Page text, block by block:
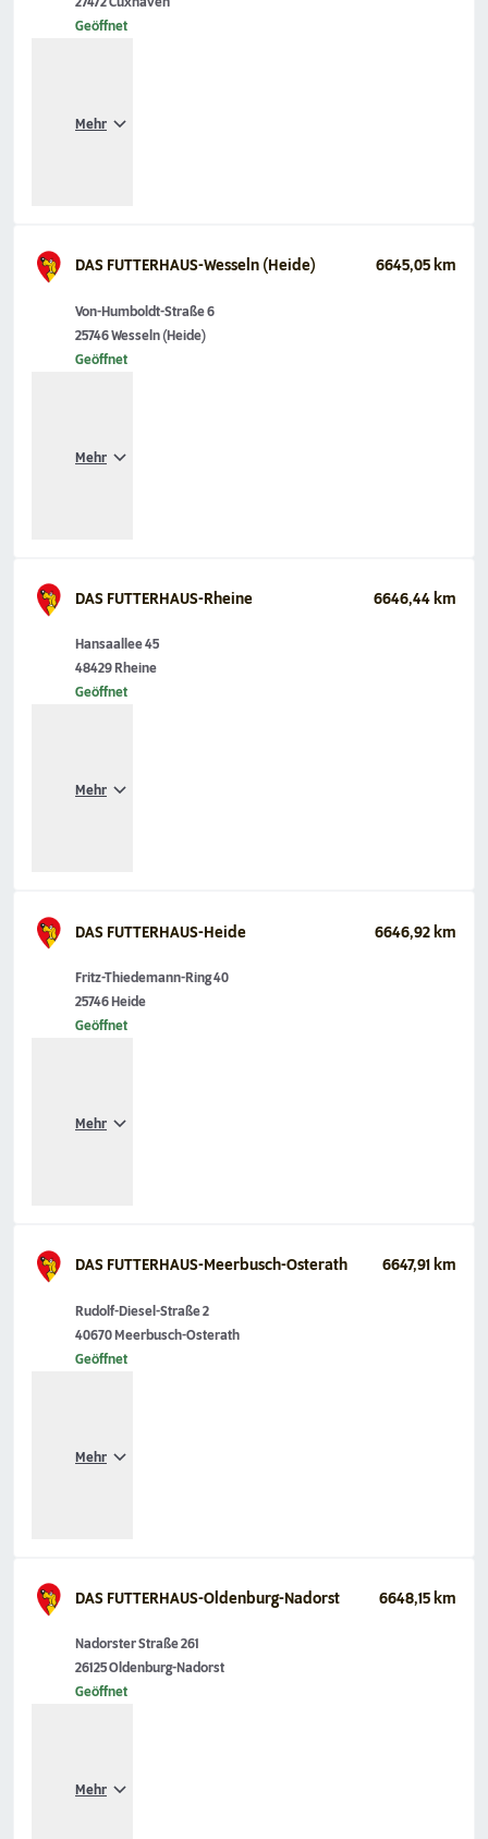
Geöffnet
Mehr
DAS FUTTERHAUS-Wesseln (Heide) 6645,05 km
Von-Humboldt-Straße 6
25746 Wesseln (Heide)
Geöffnet
Mehr
DAS FUTTERHAUS-Rheine 6646,44 km
Hansaallee 45
48429 Rheine
Geöffnet
Mehr
DAS FUTTERHAUS-Heide 6646,92 km
Fritz-Thiedemann-Ring 40
25746 Heide
Geöffnet
Mehr
DAS FUTTERHAUS-Meerbusch-Osterath 6647,91 km
Rudolf-Diesel-Straße 2
40670 Meerbusch-Osterath
Geöffnet
Mehr
DAS FUTTERHAUS-Oldenburg-Nadorst 6648,15 km
Nadorster Straße 261
26125 Oldenburg-Nadorst
Geöffnet
Mehr